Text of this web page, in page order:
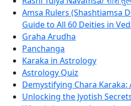
Amsa Rulers (Shashtiamsa
Guide to All 60 Deities in
Graha Arudha
Panchanga
Karaka in Astrology
Astrology Quiz
Demystifying Chara
Unlocking the Jyotish